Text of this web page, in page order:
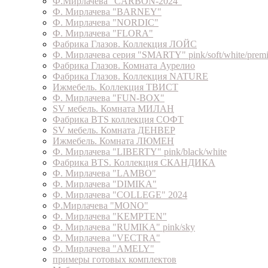
Ф. Мирлачева "BARNEY"
Ф. Мирлачева "NORDIC"
Ф. Мирлачева "FLORA"
Фабрика Глазов. Коллекция ЛОЙС
Ф. Мирлачева серия "SMARTY" pink/soft/white/
Фабрика Глазов. Комната Аурелио
Фабрика Глазов. Коллекция NATURE
Ижмебель. Коллекция ТВИСТ
Ф. Мирлачева "FUN-BOX"
SV мебель. Комната МИЛАН
Фабрика BTS коллекция СОФТ
SV мебель. Комната ДЕНВЕР
Ижмебель. Комната ЛЮМЕН
Ф. Мирлачева "LIBERTY" pink/black/white
Фабрика BTS. Коллекция СКАНДИКА
Ф. Мирлачева "LAMBO"
Ф. Мирлачева "DIMIKA"
Ф. Мирлачева "COLLEGE" 2024
Ф.Мирлачева "MONO"
Ф. Мирлачева "KEMPTEN"
Ф. Мирлачева "RUMIKA" pink/sky
Ф. Мирлачева "VECTRA"
Ф. Мирлачева "AMELY"
примеры готовых комплектов